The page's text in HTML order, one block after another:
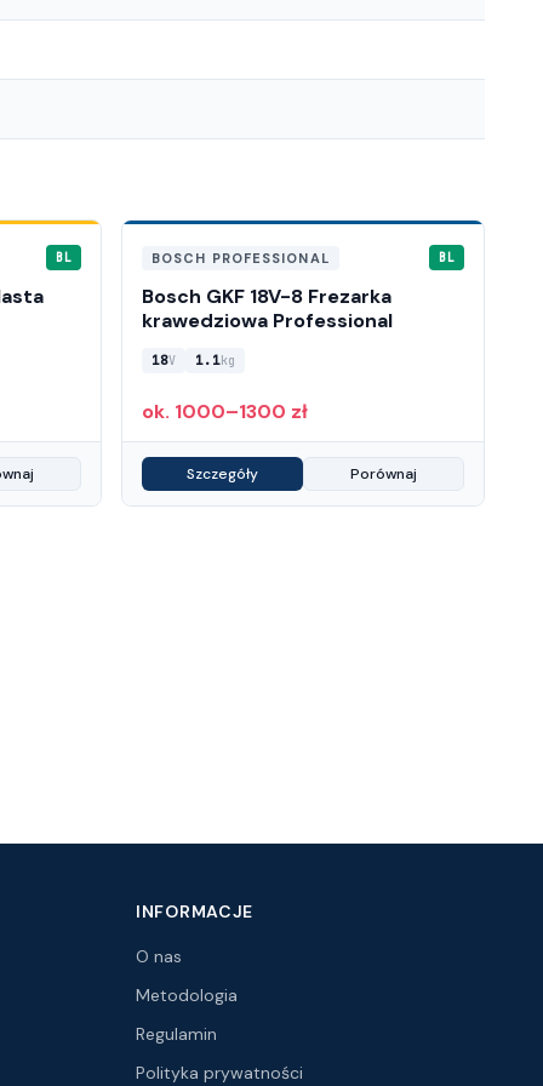
BL BOSCH PROFESSIONAL BL
Bosch GKF 18V-8 Frezarka
krawedziowa Professional
18V 1.1kg
ok. 1000–1300 zł
Szczegóły Porównaj
INFORMACJE
O nas
Metodologia
Regulamin
Polityka prywatności